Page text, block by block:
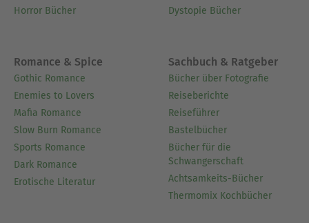
Horror Bücher
Dystopie Bücher
Romance & Spice
Gothic Romance
Enemies to Lovers
Mafia Romance
Slow Burn Romance
Sports Romance
Dark Romance
Erotische Literatur
Sachbuch & Ratgeber
Bücher über Fotografie
Reiseberichte
Reiseführer
Bastelbücher
Bücher für die
Schwangerschaft
Achtsamkeits-Bücher
Thermomix Kochbücher